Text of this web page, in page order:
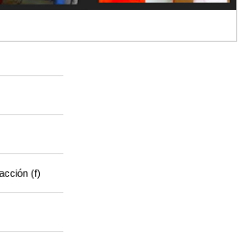
(f)